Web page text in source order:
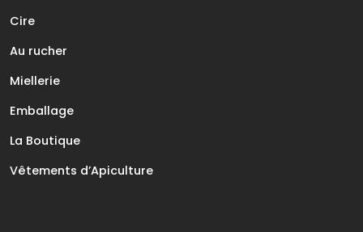
Cire
Au rucher
Miellerie
Emballage
La Boutique
Vêtements d’Apiculture